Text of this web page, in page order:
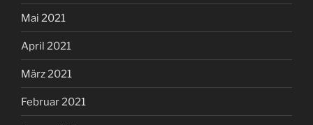
Mai 2021
April 2021
März 2021
Februar 2021